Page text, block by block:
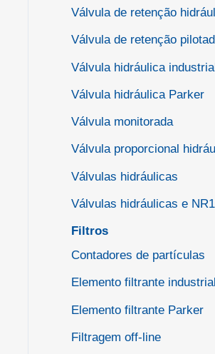
Válvula de retenção
Válvula de retenção
Válvula hidráulica
Válvula hidráulica Parker
Válvula monitorada
Válvula proporcional
Válvulas hidráulicas
Válvulas hidráulicas e
Filtros
Contadores de partículas
Elemento filtrante industrial
Elemento filtrante Parker
Filtragem off-line